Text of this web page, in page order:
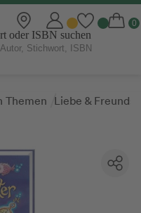
oder ISBN suchen
Themen Liebe &